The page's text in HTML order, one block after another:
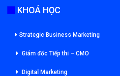
KHOÁ HỌC
Strategic Business Marketing
Giám đốc Tiếp thi – CMO
Digital Marketing